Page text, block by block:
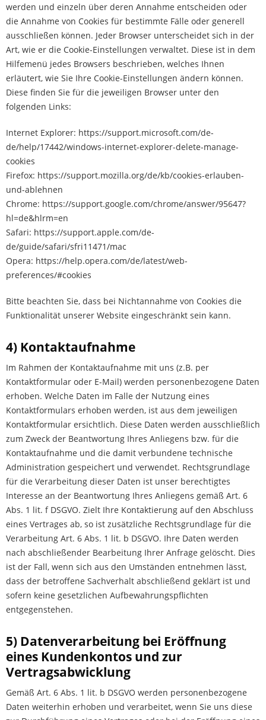
werden und einzeln über deren Annahme entscheiden oder
die Annahme von Cookies für bestimmte Fälle oder generell
ausschließen können. Jeder Browser unterscheidet sich in der
Art, wie er die Cookie-Einstellungen verwaltet. Diese ist in dem
Hilfemenü jedes Browsers beschrieben, welches Ihnen
erläutert, wie Sie Ihre Cookie-Einstellungen ändern können.
Diese finden Sie für die jeweiligen Browser unter den
folgenden Links:
Internet Explorer: https://support.microsoft.com/de-
de/help/17442/windows-internet-explorer-delete-manage-
cookies
Firefox: https://support.mozilla.org/de/kb/cookies-erlauben-
und-ablehnen
Chrome: https://support.google.com/chrome/answer/95647?
hl=de&hlrm=en
Safari: https://support.apple.com/de-
de/guide/safari/sfri11471/mac
Opera: https://help.opera.com/de/latest/web-
preferences/#cookies
Bitte beachten Sie, dass bei Nichtannahme von Cookies die
Funktionalität unserer Website eingeschränkt sein kann.
4) Kontaktaufnahme
Im Rahmen der Kontaktaufnahme mit uns (z.B. per
Kontaktformular oder E-Mail) werden personenbezogene Daten
erhoben. Welche Daten im Falle der Nutzung eines
Kontaktformulars erhoben werden, ist aus dem jeweiligen
Kontaktformular ersichtlich. Diese Daten werden ausschließlich
zum Zweck der Beantwortung Ihres Anliegens bzw. für die
Kontaktaufnahme und die damit verbundene technische
Administration gespeichert und verwendet. Rechtsgrundlage
für die Verarbeitung dieser Daten ist unser berechtigtes
Interesse an der Beantwortung Ihres Anliegens gemäß Art. 6
Abs. 1 lit. f DSGVO. Zielt Ihre Kontaktierung auf den Abschluss
eines Vertrages ab, so ist zusätzliche Rechtsgrundlage für die
Verarbeitung Art. 6 Abs. 1 lit. b DSGVO. Ihre Daten werden
nach abschließender Bearbeitung Ihrer Anfrage gelöscht. Dies
ist der Fall, wenn sich aus den Umständen entnehmen lässt,
dass der betroffene Sachverhalt abschließend geklärt ist und
sofern keine gesetzlichen Aufbewahrungspflichten
entgegenstehen.
5) Datenverarbeitung bei Eröffnung
eines Kundenkontos und zur
Vertragsabwicklung
Gemäß Art. 6 Abs. 1 lit. b DSGVO werden personenbezogene
Daten weiterhin erhoben und verarbeitet, wenn Sie uns diese